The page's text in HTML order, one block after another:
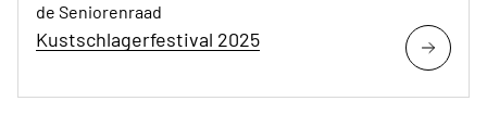
de Seniorenraad
Kustschlagerfestival 2025